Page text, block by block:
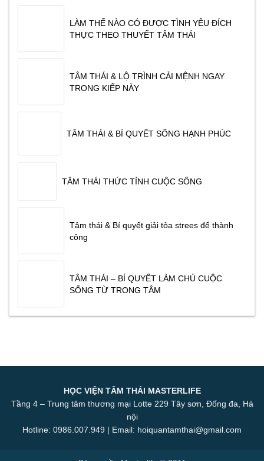
LÀM THẾ NÀO CÓ ĐƯỢC TÌNH YÊU ĐÍCH
THỰC THEO THUYẾT TÂM THÁI
TÂM THÁI & LỘ TRÌNH CẢI MỆNH NGAY
TRONG KIẾP NÀY
TÂM THÁI & BÍ QUYẾT SỐNG HẠNH PHÚC
TÂM THÁI THỨC TỈNH CUỘC SỐNG
Tâm thái & Bí quyết giải tỏa strees để thành
công
TÂM THÁI – BÍ QUYẾT LÀM CHỦ CUỘC
SỐNG TỪ TRONG TÂM
HỌC VIỆN TÂM THÁI MASTERLIFE
Tầng 4 – Trung tâm thương mại Lotte 229 Tây sơn, Đống đa, Hà
nội
Hotline: 0986.007.949 | Email: hoiquantamthai@gmail.com